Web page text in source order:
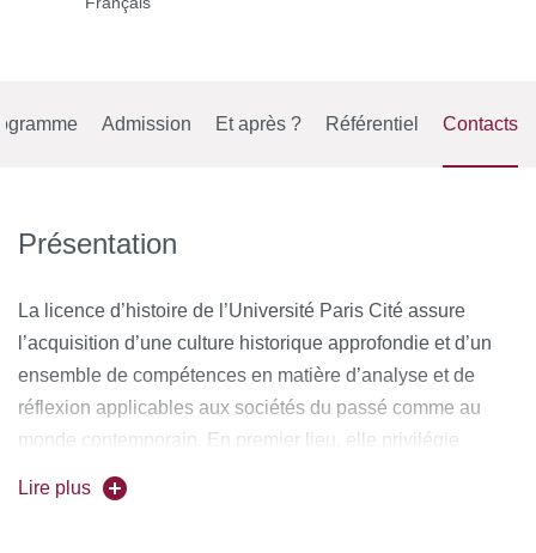
Admission Et après ? Référentiel Contacts
Présentation
La licence d’histoire de l’Université Paris Cité assure
l’acquisition d’une culture historique approfondie et d’un
ensemble de compétences en matière d’analyse et de
réflexion applicables aux sociétés du passé comme au
monde contemporain. En premier lieu, elle privilégie
l’histoire européenne et la compréhension des mondes
non occidentaux. Ses points forts sont les suivants : des
Lire plus